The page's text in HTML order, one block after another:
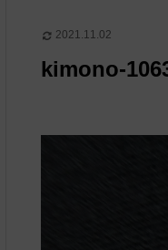
2021.11.02
kimono-